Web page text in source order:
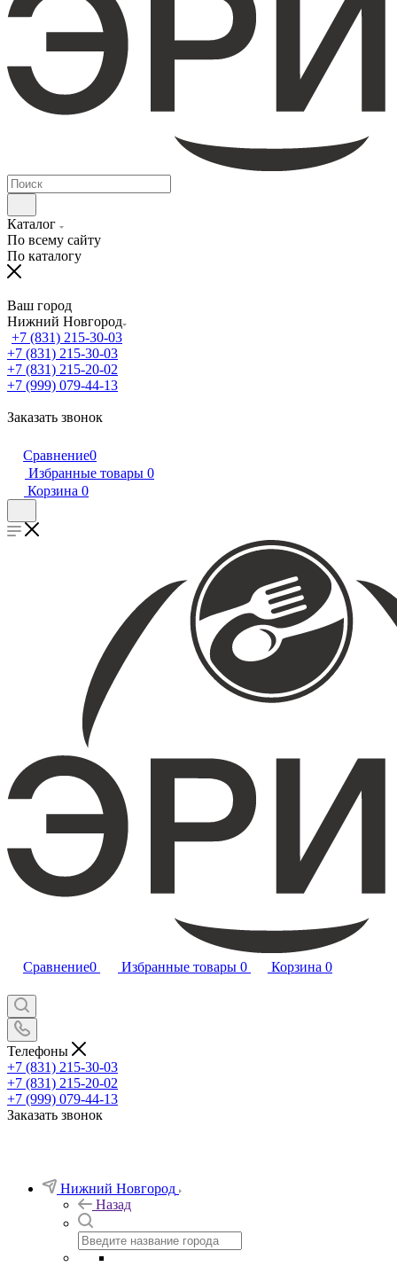
Каталог
По всему сайту
По каталогу
Ваш город
Нижний Новгород
+7 (831) 215-30-03
+7 (831) 215-30-03
+7 (831) 215-20-02
+7 (999) 079-44-13
Заказать звонок
Сравнение0
Избранные товары 0
Корзина 0
Сравнение0 Избранные товары 0 Корзина 0
Телефоны
+7 (831) 215-30-03
+7 (831) 215-20-02
+7 (999) 079-44-13
Заказать звонок
Нижний Новгород
Назад